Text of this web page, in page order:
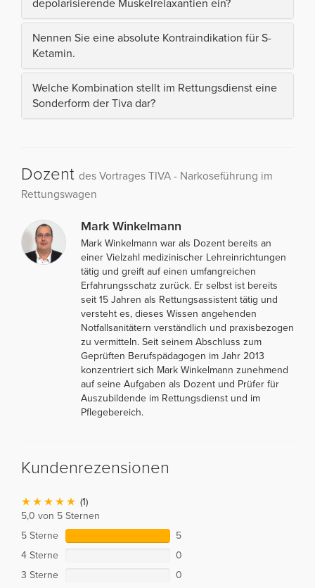
depolarisierende Muskelrelaxantien ein?
Nennen Sie eine absolute Kontraindikation für S-
Ketamin.
Welche Kombination stellt im Rettungsdienst eine
Sonderform der Tiva dar?
Dozent des Vortrages TIVA - Narkoseführung im
Rettungswagen
Mark Winkelmann
Mark Winkelmann war als Dozent bereits an
einer Vielzahl medizinischer Lehreinrichtungen
tätig und greift auf einen umfangreichen
Erfahrungsschatz zurück. Er selbst ist bereits
seit 15 Jahren als Rettungsassistent tätig und
versteht es, dieses Wissen angehenden
Notfallsanitätern verständlich und praxisbezogen
zu vermitteln. Seit seinem Abschluss zum
Geprüften Berufspädagogen im Jahr 2013
konzentriert sich Mark Winkelmann zunehmend
auf seine Aufgaben als Dozent und Prüfer für
Auszubildende im Rettungsdienst und im
Pflegebereich.
Kundenrezensionen
(1)
5,0 von 5 Sternen
5 Sterne
5
4 Sterne
0
3 Sterne
0